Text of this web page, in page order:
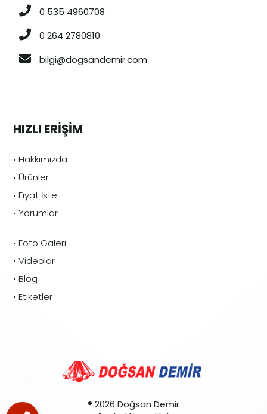
0 535 4960708
0 264 2780810
bilgi@dogsandemir.com
HIZLI ERİŞİM
• Hakkımızda
• Ürünler
• Fiyat İste
• Yorumlar
• Foto Galeri
• Videolar
• Blog
• Etiketler
® 2026 Doğsan Demir